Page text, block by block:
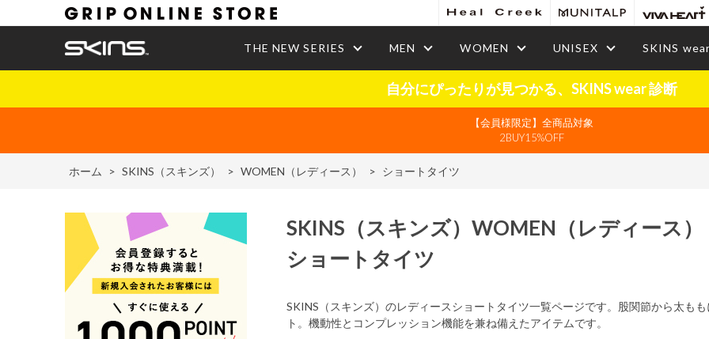
THE NEW SERIES MEN WOMEN UNISEX SKINS
自分にぴったりが見つかる、SKINS wear 診断
【会員様限定】全商品対象
2BUY15%OFF
ホーム > SKINS（スキンズ） > WOMEN（レディース） > ショートタイツ
ショートタイツ
SKINS （スキンズ） WOMEN （レディース）
SKINS（スキンズ）のレディースショートタイツ一覧ページです。股関節から太も
ト。機動性とコンプレッション機能を兼ね備えたアイテムです。